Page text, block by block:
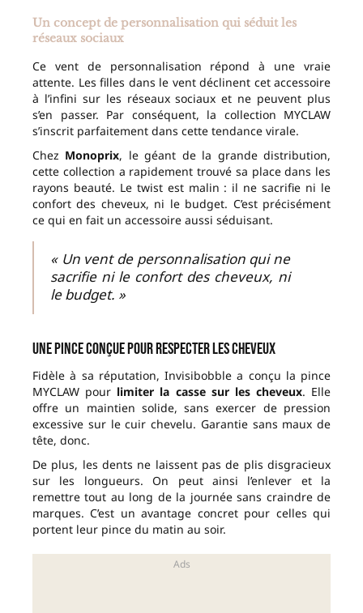
Un concept de personnalisation qui séduit les
réseaux sociaux
Ce vent de personnalisation répond à une vraie
attente. Les filles dans le vent déclinent cet accessoire
à l’infini sur les réseaux sociaux et ne peuvent plus
s’en passer. Par conséquent, la collection MYCLAW
s’inscrit parfaitement dans cette tendance virale.
Chez Monoprix, le géant de la grande distribution,
cette collection a rapidement trouvé sa place dans les
rayons beauté. Le twist est malin : il ne sacrifie ni le
confort des cheveux, ni le budget. C’est précisément
ce qui en fait un accessoire aussi séduisant.
« Un vent de personnalisation qui ne
sacrifie ni le confort des cheveux, ni
le budget. »
Une pince conçue pour respecter les cheveux
Fidèle à sa réputation, Invisibobble a conçu la pince
MYCLAW pour limiter la casse sur les cheveux. Elle
offre un maintien solide, sans exercer de pression
excessive sur le cuir chevelu. Garantie sans maux de
tête, donc.
De plus, les dents ne laissent pas de plis disgracieux
sur les longueurs. On peut ainsi l’enlever et la
remettre tout au long de la journée sans craindre de
marques. C’est un avantage concret pour celles qui
portent leur pince du matin au soir.